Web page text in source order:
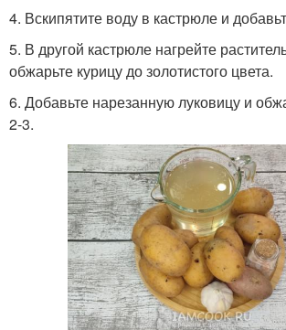
4. Вскипятите воду в кастрюле и
5. В другой кастрюле нагрейте
обжарьте курицу до золотистого цвета.
6. Добавьте нарезанную луковицу и
2-3.